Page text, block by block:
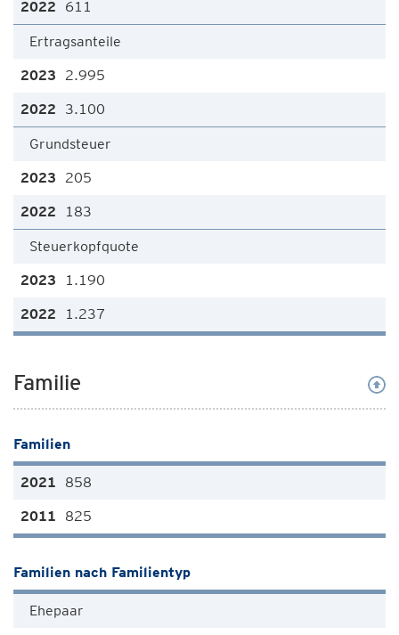
611
Ertragsanteile
2.995
3.100
Grundsteuer
205
183
Steuerkopfquote
1.190
1.237
Familie
Familien
858
825
Familien nach Familientyp
Ehepaar